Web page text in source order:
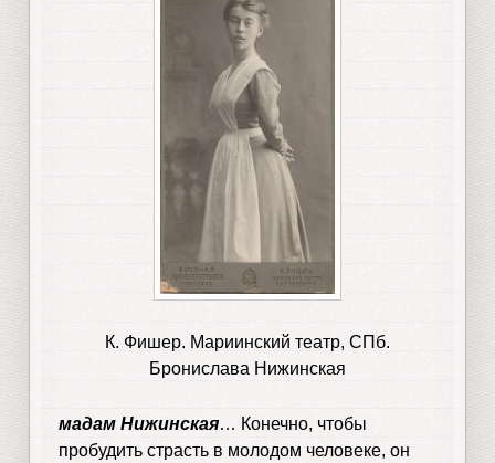
К. Фишер. Мариинский театр, СПб.
Бронислава Нижинская
мадам Нижинская… Конечно, чтобы
пробудить страсть в молодом человеке, он